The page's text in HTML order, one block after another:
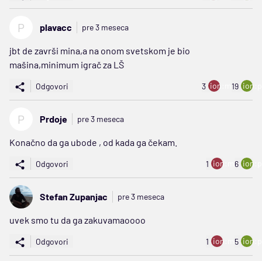
P plavacc pre 3 meseca
jbt de završi mina,a na onom svetskom je bio
mašina,minimum igrač za LŠ
Odgovori 3 ion:minus
19
P Prdoje pre 3 meseca
Konačno da ga ubode , od kada ga čekam.
Odgovori 1 ion:minus
6
Stefan Zupanjac pre 3 meseca
uvek smo tu da ga zakuvamaoooo
Odgovori 1 ion:minus
5